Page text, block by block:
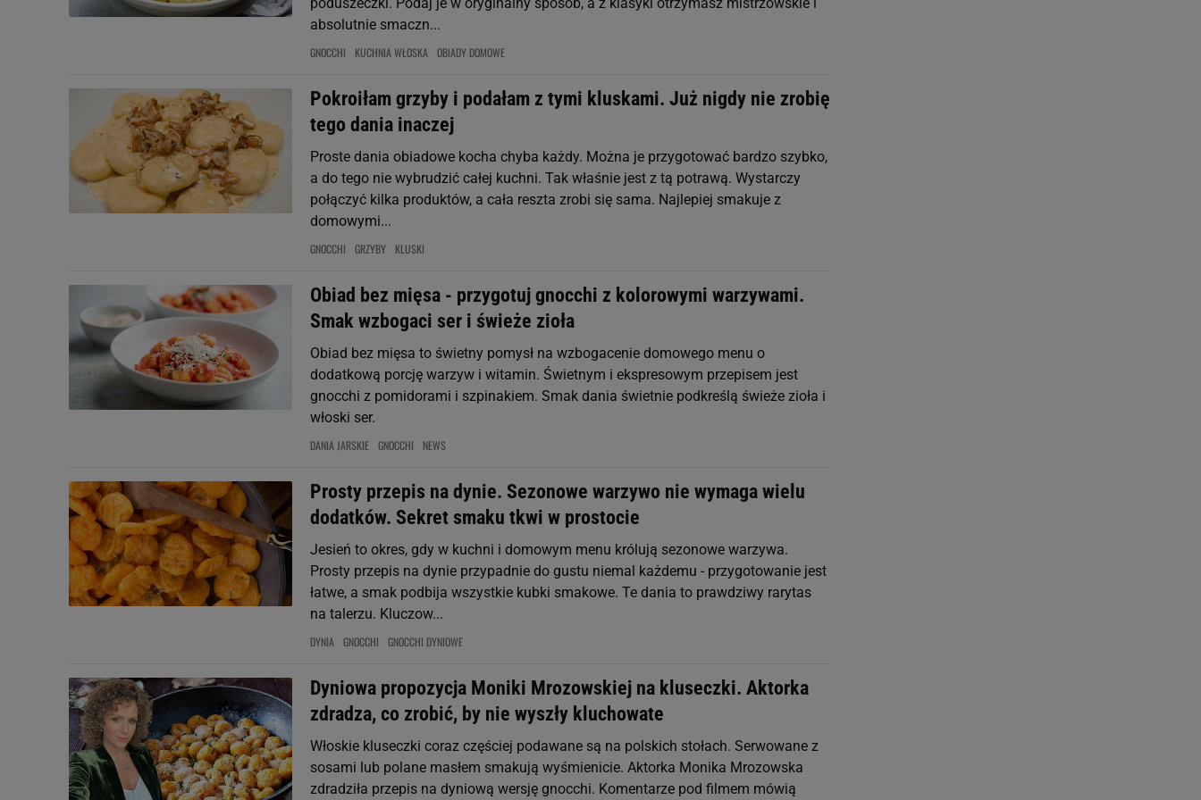
absolutnie smaczn...
GNOCCHI KUCHNIA WŁOSKA OBIADY DOMOWE
Pokroiłam grzyby i podałam z tymi kluskami. Już nigdy nie zrobię
tego dania inaczej
Proste dania obiadowe kocha chyba każdy. Można je przygotować bardzo szybko,
a do tego nie wybrudzić całej kuchni. Tak właśnie jest z tą potrawą. Wystarczy
połączyć kilka produktów, a cała reszta zrobi się sama. Najlepiej smakuje z
domowymi...
GNOCCHI GRZYBY KLUSKI
Obiad bez mięsa - przygotuj gnocchi z kolorowymi warzywami.
Smak wzbogaci ser i świeże zioła
Obiad bez mięsa to świetny pomysł na wzbogacenie domowego menu o
dodatkową porcję warzyw i witamin. Świetnym i ekspresowym przepisem jest
gnocchi z pomidorami i szpinakiem. Smak dania świetnie podkreślą świeże zioła i
włoski ser.
DANIA JARSKIE GNOCCHI NEWS
Prosty przepis na dynie. Sezonowe warzywo nie wymaga wielu
dodatków. Sekret smaku tkwi w prostocie
Jesień to okres, gdy w kuchni i domowym menu królują sezonowe warzywa.
Prosty przepis na dynie przypadnie do gustu niemal każdemu - przygotowanie jest
łatwe, a smak podbija wszystkie kubki smakowe. Te dania to prawdziwy rarytas
na talerzu. Kluczow...
DYNIA GNOCCHI GNOCCHI DYNIOWE
Dyniowa propozycja Moniki Mrozowskiej na kluseczki. Aktorka
zdradza, co zrobić, by nie wyszły kluchowate
Włoskie kluseczki coraz częściej podawane są na polskich stołach. Serwowane z
sosami lub polane masłem smakują wyśmienicie. Aktorka Monika Mrozowska
zdradziła przepis na dyniową wersję gnocchi. Komentarze pod filmem mówią